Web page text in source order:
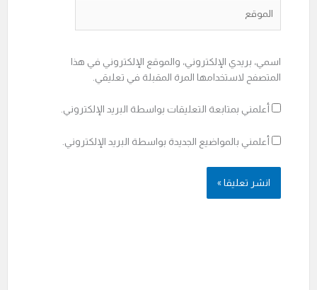
اسمي، بريدي الإلكتروني، والموقع الإلكتروني في هذا
المتصفح لاستخدامها المرة المقبلة في تعليقي.
أعلمني بمتابعة التعليقات بواسطة البريد الإلكتروني.
أعلمني بالمواضيع الجديدة بواسطة البريد الإلكتروني.